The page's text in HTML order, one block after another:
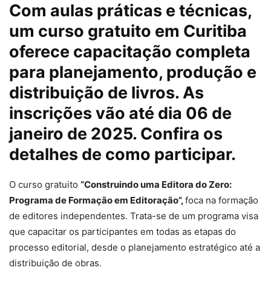
Com aulas práticas e técnicas,
um curso gratuito em Curitiba
oferece capacitação completa
para planejamento, produção e
distribuição de livros. As
inscrições vão até dia 06 de
janeiro de 2025. Confira os
detalhes de como participar.
O curso gratuito “Construindo uma Editora do Zero:
Programa de Formação em Editoração”,foca na formação
de editores independentes. Trata-se de um programa visa
que capacitar os participantes em todas as etapas do
processo editorial, desde o planejamento estratégico até a
distribuição de obras.